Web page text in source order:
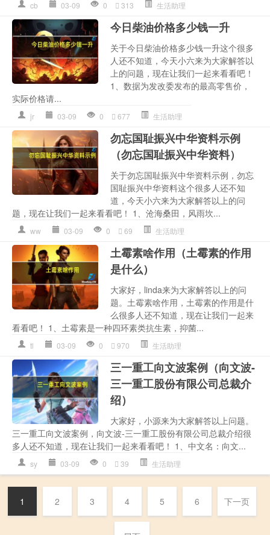
cb 03-09 0 313 生活助理
今日柴油价格多少钱一升
关于今日柴油价格多少钱一升这个很多
人还不知道，今天小六来为大家解答以
上的问题，现在让我们一起来看看吧！
1、数据为发改委发布的最高零售价，
实际价格请...
jr 03-09 0 677 生活助理
勿忘国耻振兴中华资料示例
（勿忘国耻振兴中华资料）
关于勿忘国耻振兴中华资料示例，勿忘
国耻振兴中华资料这个很多人还不知
道，今天小六来为大家解答以上的问
题，现在让我们一起来看看吧！ 1、沧海桑田，风雨坎...
ww 03-09 0 69 生活助理
土霉素啥作用（土霉素的作用
是什么）
大家好，linda来为大家解答以上的问
题。土霉素啥作用，土霉素的作用是什
么很多人还不知道，现在让我们一起来
看看吧！ 1、土霉素是一种四环素类抗生素，抑菌...
tl 03-09 0 970 生活助理
三一重工向文波案例（向文波-
三一重工股份有限公司总裁介
绍）
大家好，小源来为大家解答以上问题。
三一重工向文波案例，向文波-三一重工股份有限公司总裁介绍很
多人还不知道，现在让我们一起来看看吧！ 1、中文名：向文...
sy 03-09 0 39 生活助理
1 2 3 4 5 6 下一页